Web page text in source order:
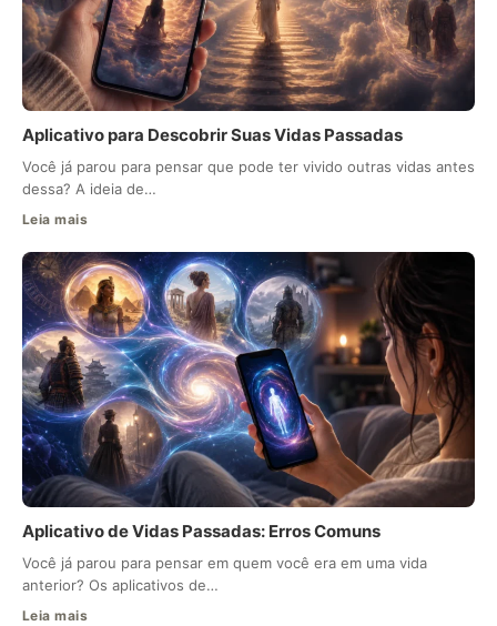
Aplicativo para Descobrir Suas Vidas Passadas
Você já parou para pensar que pode ter vivido outras vidas antes
dessa? A ideia de…
Leia mais
Aplicativo de Vidas Passadas: Erros Comuns
Você já parou para pensar em quem você era em uma vida
anterior? Os aplicativos de…
Leia mais